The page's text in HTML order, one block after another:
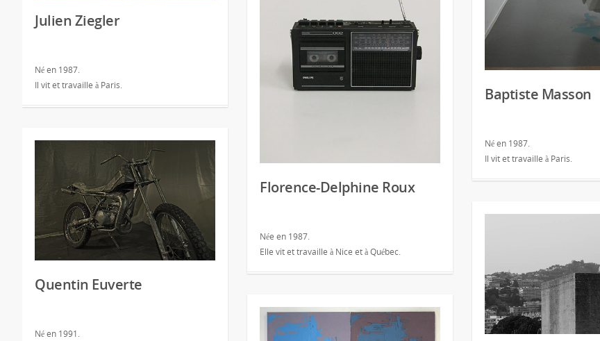
Julien Ziegler
Né en 1987.
Il vit et travaille à Paris.
Florence-Delphine Roux
Née en 1987.
Elle vit et travaille à Nice et à Québec.
Baptiste Masson
Né en 1987.
Il vit et travaille à Paris.
Quentin Euverte
Né en 1991.